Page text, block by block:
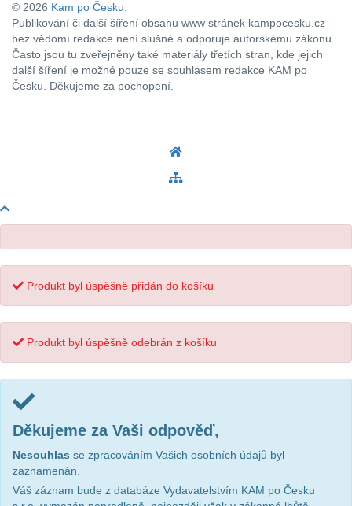
© 2026 Kam po Česku.
Publikování či další šíření obsahu www stránek kampocesku.cz
bez vědomí redakce není slušné a odporuje autorskému zákonu.
Často jsou tu zveřejněny také materiály třetích stran, kde jejich
další šíření je možné pouze se souhlasem redakce KAM po
Česku. Děkujeme za pochopení.
Produkt byl úspěšně přidán do košíku
Produkt byl úspěšně odebrán z košíku
Děkujeme za Vaši odpověď,
Nesouhlas se zpracováním Vašich osobních údajů byl
zaznamenán.
Váš záznam bude z databáze Vydavatelstvím KAM po Česku